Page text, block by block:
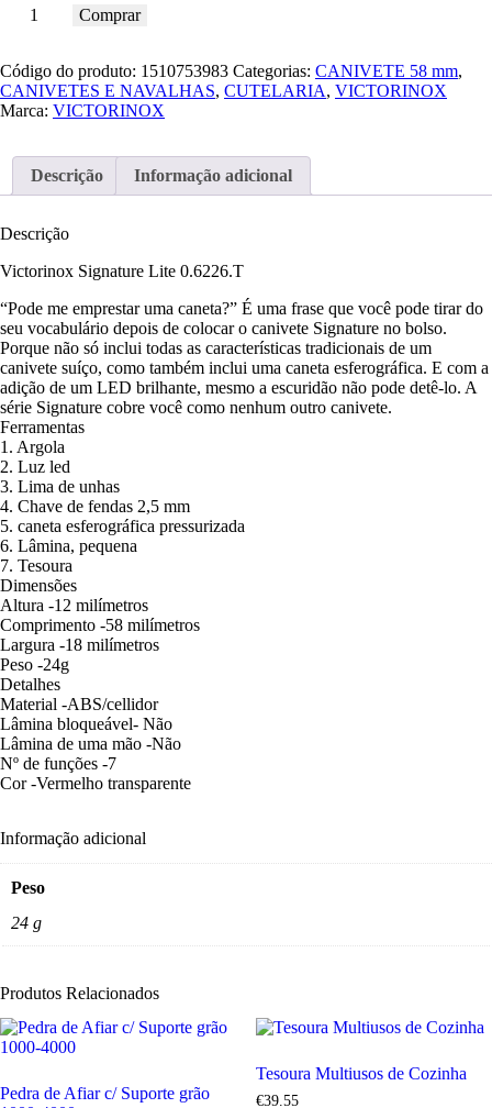
Comprar
Código do produto: 1510753983 Categorias: CANIVETE 58 mm,
CANIVETES E NAVALHAS, CUTELARIA, VICTORINOX
Marca: VICTORINOX
Descrição Informação adicional
Descrição
Victorinox Signature Lite 0.6226.T
“Pode me emprestar uma caneta?” É uma frase que você pode tirar do
seu vocabulário depois de colocar o canivete Signature no bolso.
Porque não só inclui todas as características tradicionais de um
canivete suíço, como também inclui uma caneta esferográfica. E com a
adição de um LED brilhante, mesmo a escuridão não pode detê-lo. A
série Signature cobre você como nenhum outro canivete.
Ferramentas
1. Argola
2. Luz led
3. Lima de unhas
4. Chave de fendas 2,5 mm
5. caneta esferográfica pressurizada
6. Lâmina, pequena
7. Tesoura
Dimensões
Altura -12 milímetros
Comprimento -58 milímetros
Largura -18 milímetros
Peso -24g
Detalhes
Material -ABS/cellidor
Lâmina bloqueável- Não
Lâmina de uma mão -Não
Nº de funções -7
Cor -Vermelho transparente
Informação adicional
Peso
24 g
Produtos Relacionados
Pedra de Afiar c/ Suporte grão
Tesoura Multiusos de Cozinha
€39.55